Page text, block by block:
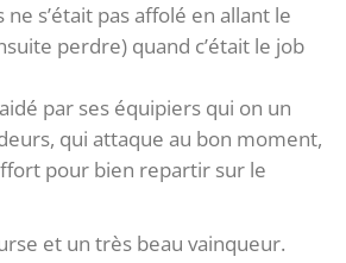
s’était pas affolé en allant le
perdre) quand c’était le job
par ses équipiers qui on un
qui attaque au bon moment,
pour bien repartir sur le
et un très beau vainqueur.